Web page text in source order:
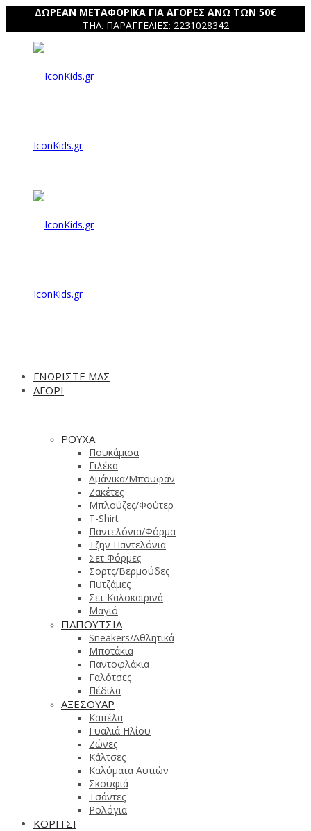
ΔΩΡΕΑΝ ΜΕΤΑΦΟΡΙΚΑ ΓΙΑ ΑΓΟΡΕΣ ΑΝΩ ΤΩΝ 50€
ΤΗΛ. ΠΑΡΑΓΓΕΛΙΕΣ: 2231028342
IconKids.gr
IconKids.gr
ΓΝΩΡΙΣΤΕ ΜΑΣ
ΑΓΟΡΙ
ΡΟΥΧΑ
Πουκάμισα
Γιλέκα
Αμάνικα/Μπουφάν
Ζακέτες
Μπλούζες/Φούτερ
T-Shirt
Παντελόνια/Φόρμα
Τζην Παντελόνια
Σετ Φόρμες
Σορτς/Βερμούδες
Πυτζάμες
Σετ Καλοκαιρινά
Μαγιό
ΠΑΠΟΥΤΣΙΑ
Sneakers/Aθλητικά
Μποτάκια
Παντοφλάκια
Γαλότσες
Πέδιλα
ΑΞΕΣΟΥΑΡ
Καπέλα
Γυαλιά Ηλίου
Ζώνες
Κάλτσες
Καλύματα Αυτιών
Σκουφιά
Τσάντες
Ρολόγια
ΚΟΡΙΤΣΙ